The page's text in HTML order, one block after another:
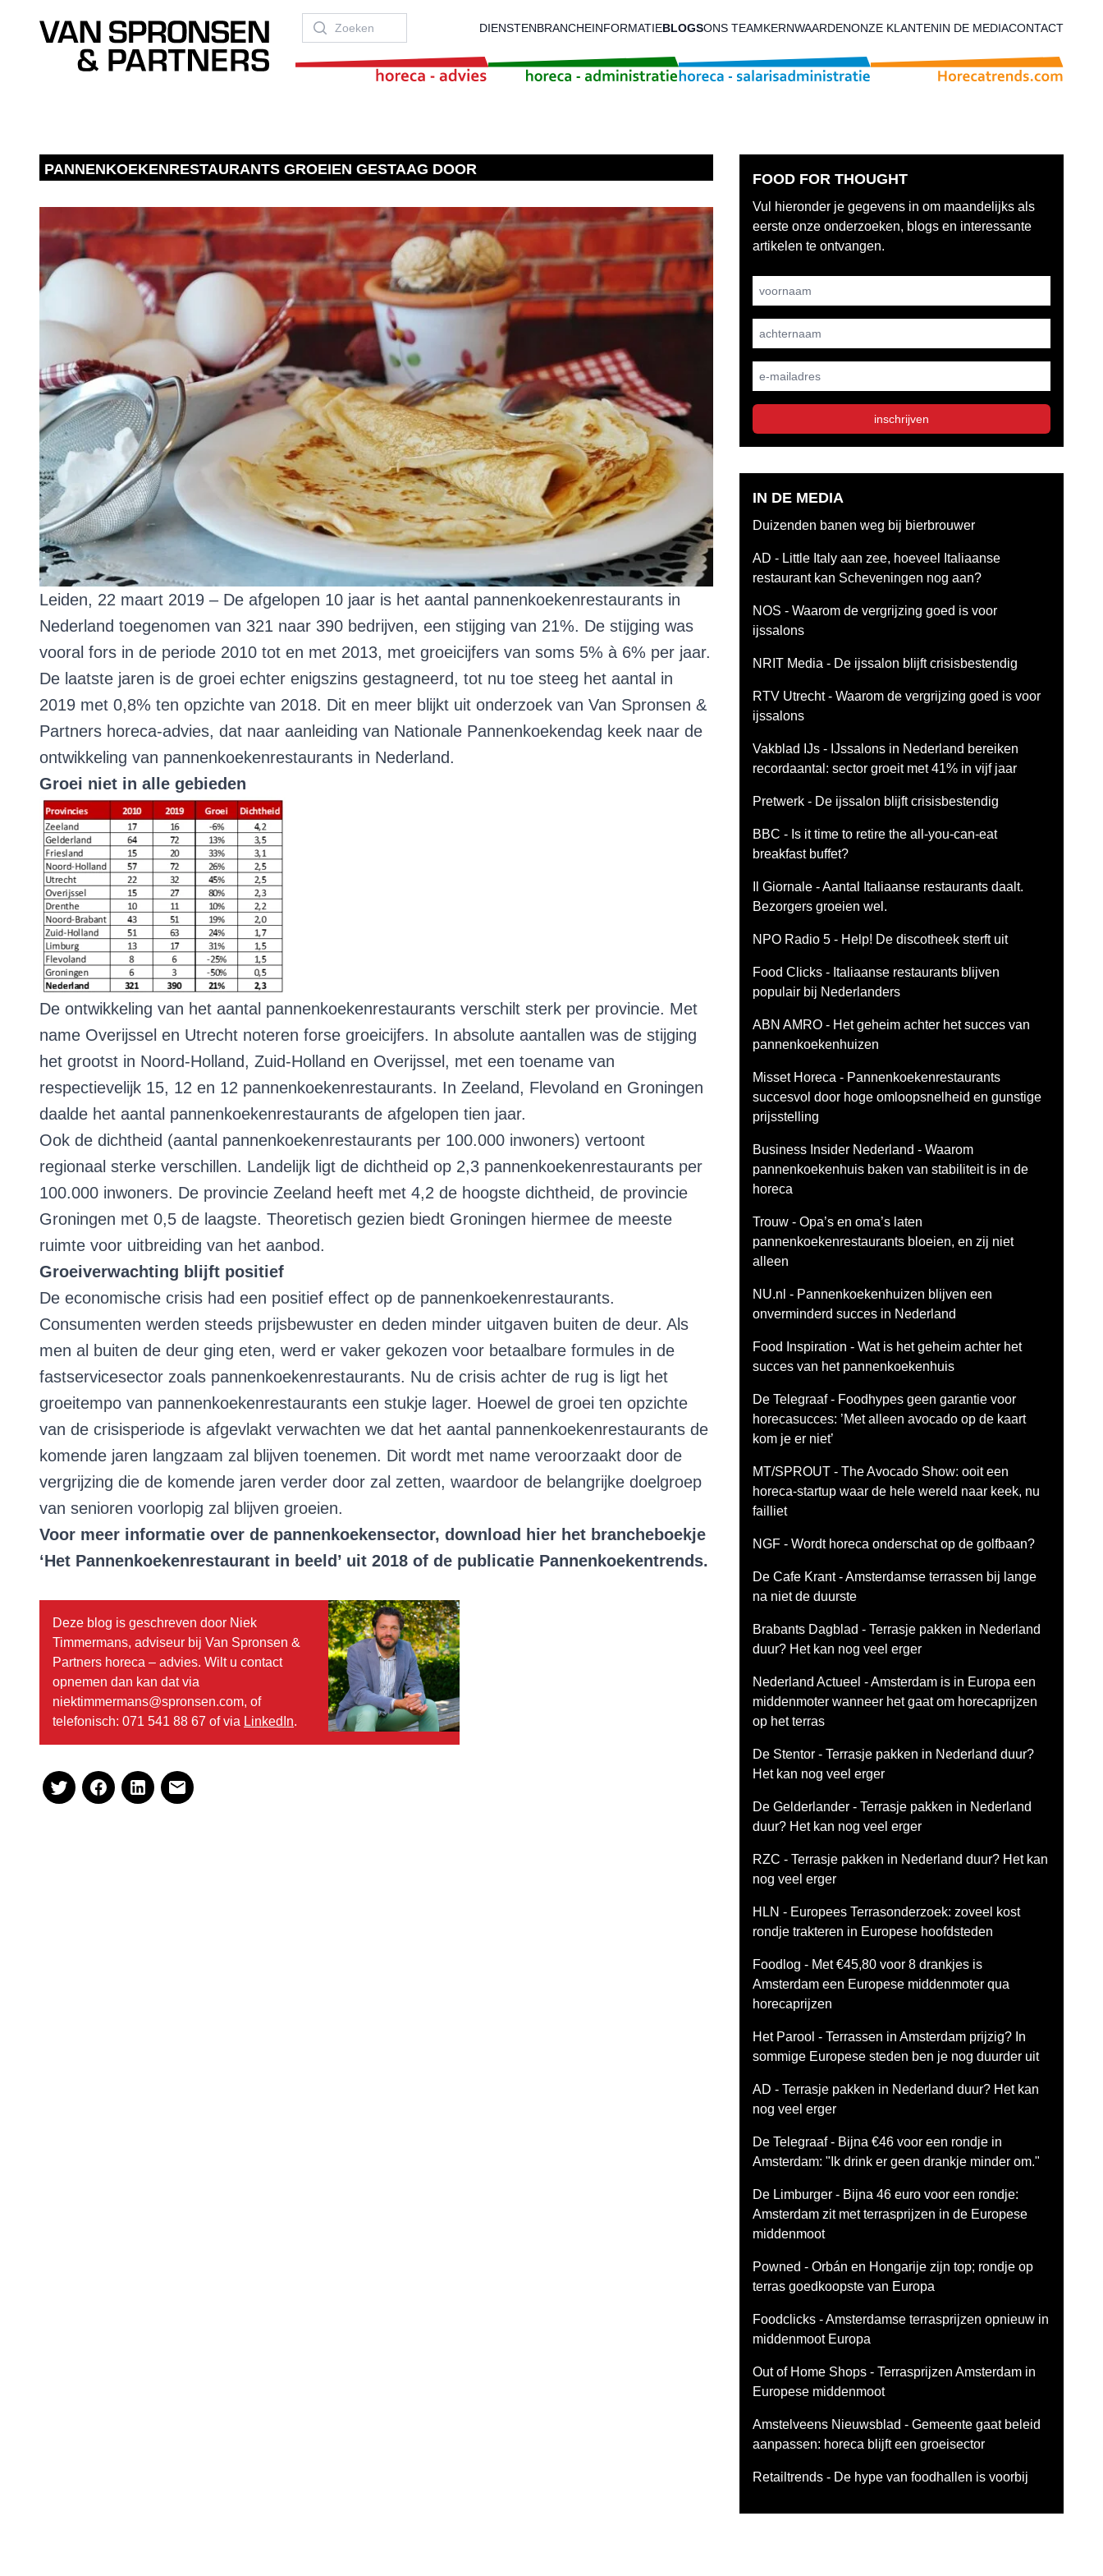
Zoeken
DIENSTENBRANCHEINFORMATIEBLOGSONS TEAMKERNWAARDENONZE KLANTENIN DE MEDIACONTACT
PANNENKOEKENRESTAURANTS GROEIEN GESTAAG DOOR
Leiden, 22 maart 2019 – De afgelopen 10 jaar is het aantal pannenkoekenrestaurants in
Nederland toegenomen van 321 naar 390 bedrijven, een stijging van 21%. De stijging was
vooral fors in de periode 2010 tot en met 2013, met groeicijfers van soms 5% à 6% per jaar.
De laatste jaren is de groei echter enigszins gestagneerd, tot nu toe steeg het aantal in
2019 met 0,8% ten opzichte van 2018. Dit en meer blijkt uit onderzoek van Van Spronsen &
Partners horeca-advies, dat naar aanleiding van Nationale Pannenkoekendag keek naar de
ontwikkeling van pannenkoekenrestaurants in Nederland.
Groei niet in alle gebieden
De ontwikkeling van het aantal pannenkoekenrestaurants verschilt sterk per provincie. Met
name Overijssel en Utrecht noteren forse groeicijfers. In absolute aantallen was de stijging
het grootst in Noord-Holland, Zuid-Holland en Overijssel, met een toename van
respectievelijk 15, 12 en 12 pannenkoekenrestaurants. In Zeeland, Flevoland en Groningen
daalde het aantal pannenkoekenrestaurants de afgelopen tien jaar.
Ook de dichtheid (aantal pannenkoekenrestaurants per 100.000 inwoners) vertoont
regionaal sterke verschillen. Landelijk ligt de dichtheid op 2,3 pannenkoekenrestaurants per
100.000 inwoners. De provincie Zeeland heeft met 4,2 de hoogste dichtheid, de provincie
Groningen met 0,5 de laagste. Theoretisch gezien biedt Groningen hiermee de meeste
ruimte voor uitbreiding van het aanbod.
Groeiverwachting blijft positief
De economische crisis had een positief effect op de pannenkoekenrestaurants.
Consumenten werden steeds prijsbewuster en deden minder uitgaven buiten de deur. Als
men al buiten de deur ging eten, werd er vaker gekozen voor betaalbare formules in de
fastservicesector zoals pannenkoekenrestaurants. Nu de crisis achter de rug is ligt het
groeitempo van pannenkoekenrestaurants een stukje lager. Hoewel de groei ten opzichte
van de crisisperiode is afgevlakt verwachten we dat het aantal pannenkoekenrestaurants de
komende jaren langzaam zal blijven toenemen. Dit wordt met name veroorzaakt door de
vergrijzing die de komende jaren verder door zal zetten, waardoor de belangrijke doelgroep
van senioren voorlopig zal blijven groeien.
Voor meer informatie over de pannenkoekensector, download hier het brancheboekje
‘Het Pannenkoekenrestaurant in beeld’ uit 2018 of de publicatie Pannenkoekentrends.
Deze blog is geschreven door Niek
Timmermans, adviseur bij Van Spronsen &
Partners horeca – advies. Wilt u contact
opnemen dan kan dat via
niektimmermans@spronsen.com, of
telefonisch: 071 541 88 67 of via LinkedIn.
FOOD FOR THOUGHT
Vul hieronder je gegevens in om maandelijks als
eerste onze onderzoeken, blogs en interessante
artikelen te ontvangen.
achternaam
E-mailadres
inschrijven
IN DE MEDIA
Duizenden banen weg bij bierbrouwer
AD - Little Italy aan zee, hoeveel Italiaanse
restaurant kan Scheveningen nog aan?
NOS - Waarom de vergrijzing goed is voor
ijssalons
NRIT Media - De ijssalon blijft crisisbestendig
RTV Utrecht - Waarom de vergrijzing goed is voor
ijssalons
Vakblad IJs - IJssalons in Nederland bereiken
recordaantal: sector groeit met 41% in vijf jaar
Pretwerk - De ijssalon blijft crisisbestendig
BBC - Is it time to retire the all-you-can-eat
breakfast buffet?
Il Giornale - Aantal Italiaanse restaurants daalt.
Bezorgers groeien wel.
NPO Radio 5 - Help! De discotheek sterft uit
Food Clicks - Italiaanse restaurants blijven
populair bij Nederlanders
ABN AMRO - Het geheim achter het succes van
pannenkoekenhuizen
Misset Horeca - Pannenkoekenrestaurants
succesvol door hoge omloopsnelheid en gunstige
prijsstelling
Business Insider Nederland - Waarom
pannenkoekenhuis baken van stabiliteit is in de
horeca
Trouw - Opa’s en oma’s laten
pannenkoekenrestaurants bloeien, en zij niet
alleen
NU.nl - Pannenkoekenhuizen blijven een
onverminderd succes in Nederland
Food Inspiration - Wat is het geheim achter het
succes van het pannenkoekenhuis
De Telegraaf - Foodhypes geen garantie voor
horecasucces: ’Met alleen avocado op de kaart
kom je er niet’
MT/SPROUT - The Avocado Show: ooit een
horeca-startup waar de hele wereld naar keek, nu
failliet
NGF - Wordt horeca onderschat op de golfbaan?
De Cafe Krant - Amsterdamse terrassen bij lange
na niet de duurste
Brabants Dagblad - Terrasje pakken in Nederland
duur? Het kan nog veel erger
Nederland Actueel - Amsterdam is in Europa een
middenmoter wanneer het gaat om horecaprijzen
op het terras
De Stentor - Terrasje pakken in Nederland duur?
Het kan nog veel erger
De Gelderlander - Terrasje pakken in Nederland
duur? Het kan nog veel erger
RZC - Terrasje pakken in Nederland duur? Het kan
nog veel erger
HLN - Europees Terrasonderzoek: zoveel kost
rondje trakteren in Europese hoofdsteden
Foodlog - Met €45,80 voor 8 drankjes is
Amsterdam een Europese middenmoter qua
horecaprijzen
Het Parool - Terrassen in Amsterdam prijzig? In
sommige Europese steden ben je nog duurder uit
AD - Terrasje pakken in Nederland duur? Het kan
nog veel erger
De Telegraaf - Bijna €46 voor een rondje in
Amsterdam: "Ik drink er geen drankje minder om."
De Limburger - Bijna 46 euro voor een rondje:
Amsterdam zit met terrasprijzen in de Europese
middenmoot
Powned - Orbán en Hongarije zijn top; rondje op
terras goedkoopste van Europa
Foodclicks - Amsterdamse terrasprijzen opnieuw in
middenmoot Europa
Out of Home Shops - Terrasprijzen Amsterdam in
Europese middenmoot
Amstelveens Nieuwsblad - Gemeente gaat beleid
aanpassen: horeca blijft een groeisector
Retailtrends - De hype van foodhallen is voorbij